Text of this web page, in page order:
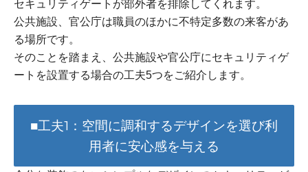
セキュリティゲートが部外者を排除してくれます。
公共施設、官公庁は職員のほかに不特定多数の来客があ
る場所です。
そのことを踏まえ、公共施設や官公庁にセキュリティゲ
ートを設置する場合の工夫5つをご紹介します。
■工夫1：空間に調和するデザインを選び利
用者に安心感を与える